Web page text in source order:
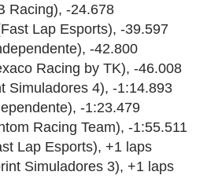
Racing), -24.678
Lap Esports), -39.597
-42.800
Racing by TK), -46.008
Simuladores 4), -1:14.893
-1:23.479
Racing Team), -1:55.511
Lap Esports), +1 laps
Simuladores 3), +1 laps